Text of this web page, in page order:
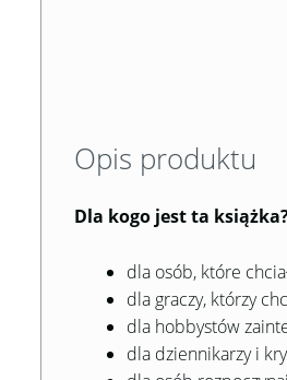
Opis produktu
Dla kogo jest ta
dla osób, które
dla graczy, którzy
dla hobbystów
dla dziennikarzy i